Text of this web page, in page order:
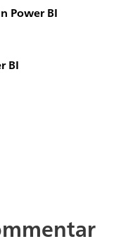
Power BI
BI